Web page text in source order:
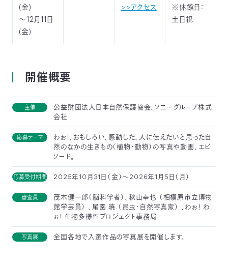
(金)
～12月11日
(金)
>>アクセス
※休館日：
土日祝
開催概要
主催
公益財団法人日本自然保護協会、ソニーグループ株式
会社
応募テーマ
わぉ！、おもしろい、感動した、人に伝えたいと思った自
然のなかの生きもの（植物・動物）の写真や動画、エピ
ソード。
応募受付期間 2025年10月31日（金）～2026年1月5日（月）
審査員
茂木健一郎（脳科学者）、秋山幸也 （相模原市立博物
館学芸員） 、尾園 暁.（昆虫・自然写真家） 、わぉ！ わ
ぉ！ 生物多様性プロジェクト事務局
写真展 全国各地で入選作品の写真展を開催します。